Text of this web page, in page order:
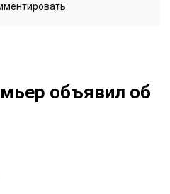
объявил об